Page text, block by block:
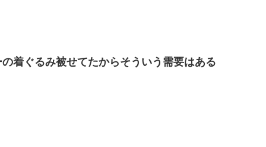
着ぐるみ被せてたからそういう需要はある